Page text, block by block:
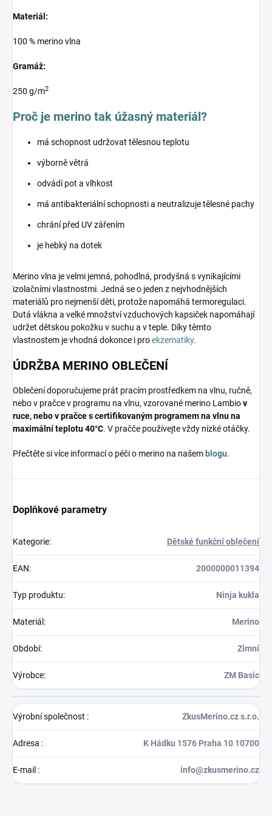
Materiál:
100 % merino vlna
Gramáž:
250 g/m2
Proč je merino tak úžasný materiál?
má schopnost udržovat tělesnou teplotu
výborně větrá
odvádí pot a vlhkost
má antibakteriální schopnosti a neutralizuje tělesné pachy
chrání před UV zářením
je hebký na dotek
Merino vlna je velmi jemná, pohodlná, prodyšná s vynikajícími
izolačními vlastnostmi. Jedná se o jeden z nejvhodnějších
materiálů pro nejmenší děti, protože napomáhá termoregulaci.
Dutá vlákna a velké množství vzduchových kapsiček napomáhají
udržet dětskou pokožku v suchu a v teple. Díky těmto
vlastnostem je vhodná dokonce i proekzematiky.
ÚDRŽBA MERINO OBLEČENÍ
Oblečení doporučujeme prát pracím prostředkem na vlnu, ručně,
nebo v pračce v programu na vlnu, vzorované merino Lambiov
ruce, nebo v pračce s certifikovaným programem na vlnu na
maximální teplotu 40°C. V pračče používejte vždy nízké otáčky.
Přečtěte si více informací o péči o merino na našem blogu.
Doplňkové parametry
Kategorie: Dětské funkční oblečení
EAN: 2000000011394
Typ produktu: Ninja kukla
Materiál : Merino
Období: Zimní
Výrobce: ZM Basic
Výrobní společnost : ZkusMerino.cz s.r.o.
Adresa : K Hádku 1576 Praha 10 10700
E-mail : info@zkusmerino.cz